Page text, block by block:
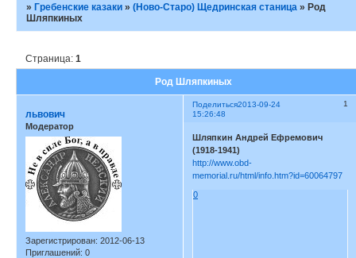
»Гребенские казаки »(Ново-Старо) Щедринская станица »Род
Шляпкиных
Род Шляпкиных
Страница:1
Поделиться 1
2013-09-24
15:26:48
львович
Модератор
Зарегистрирован: 2012-06-13
Приглашений: 0
Шляпкин Андрей Ефремович
(1918-1941)
http://www.obd-
memorial.ru/html/info.htm?id=60064797
0